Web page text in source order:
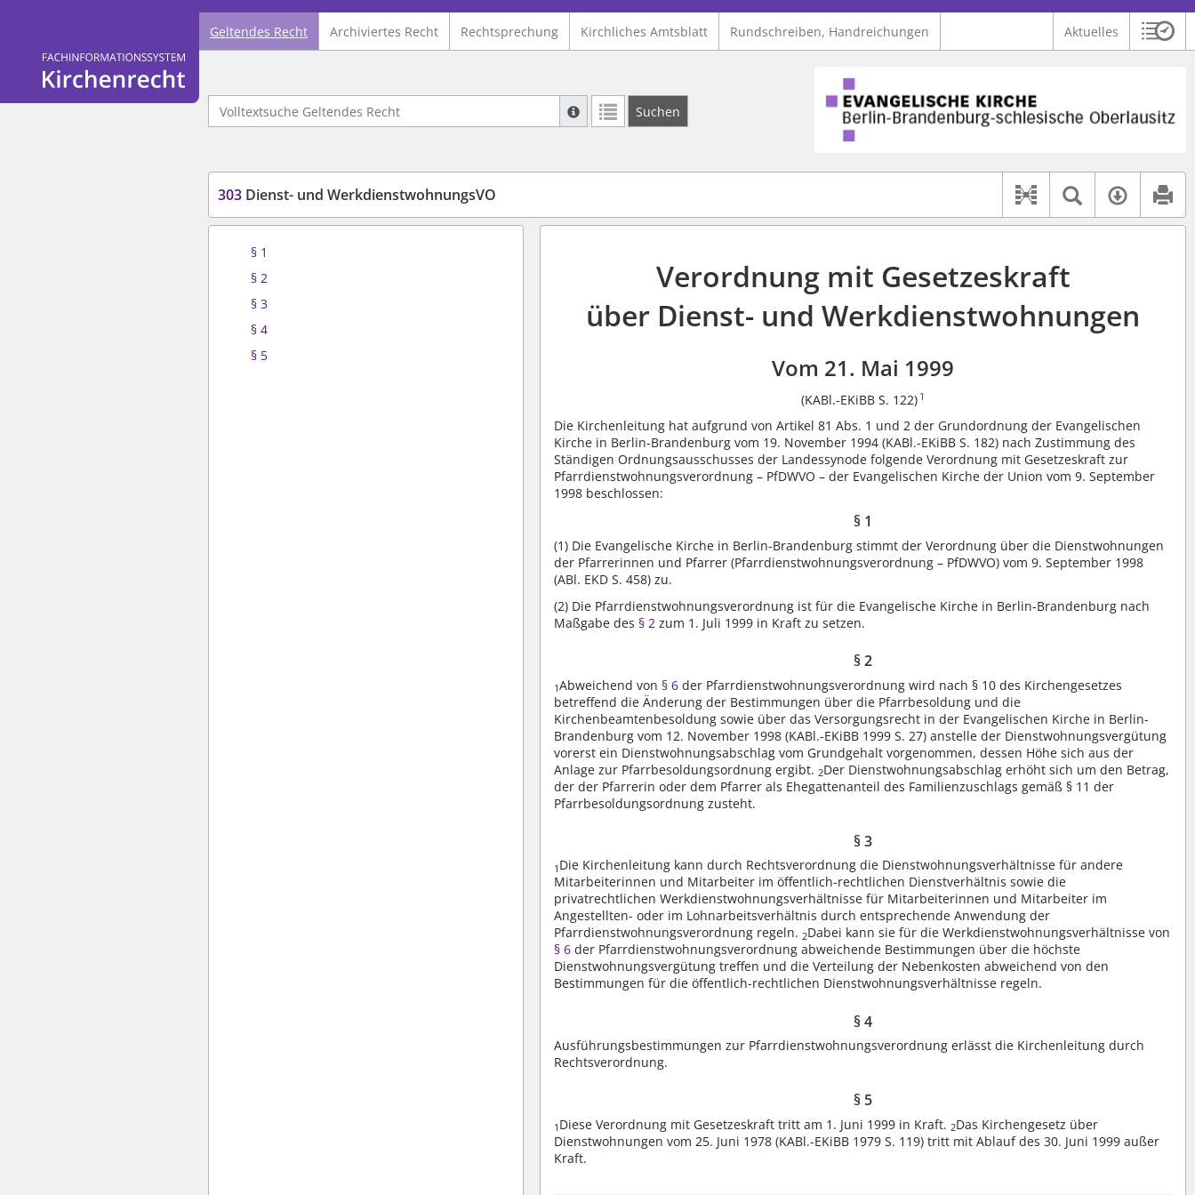
Logo Fachinformationssystem Kirchenrecht
Geltendes Recht Archiviertes Recht Rechtsprechung Kirchliches Amtsblatt Rundschreiben, Handreichungen Aktuelles
Volltextsuche Geltendes Recht
Suche mit Platzhalter "*", Bsp. Pfarrer*, findet auch: "Pfarrerinitiative" oder "Pfarrerausschuss".
Weitere Suchoperatoren finden Sie in unserer Hilfe.
Suchen
Logo Ev. Kirche Berlin-Brandenburg-schlesische Oberlausitz
303 Dienst- und WerkdienstwohnungsVO
Dokument-
Textsuche
§ 1
§ 2
§ 3
§ 4
§ 5
Verordnung mit Gesetzeskraft
über Dienst- und Werkdienstwohnungen
Vom 21. Mai 1999
(KABl.-EKiBB S. 122) 1
Die Kirchenleitung hat aufgrund von Artikel 81 Abs. 1 und 2 der Grundordnung der Evangelischen
Kirche in Berlin-Brandenburg vom 19. November 1994 (KABl.-EKiBB S. 182) nach Zustimmung des
Ständigen Ordnungsausschusses der Landessynode folgende Verordnung mit Gesetzeskraft zur
Pfarrdienstwohnungsverordnung – PfDWVO – der Evangelischen Kirche der Union vom 9. September
1998 beschlossen:
§ 1
(1) Die Evangelische Kirche in Berlin-Brandenburg stimmt der Verordnung über die Dienstwohnungen
der Pfarrerinnen und Pfarrer (Pfarrdienstwohnungsverordnung – PfDWVO) vom 9. September 1998
(ABl. EKD S. 458) zu.
(2) Die Pfarrdienstwohnungsverordnung ist für die Evangelische Kirche in Berlin-Brandenburg nach
Maßgabe des § 2 zum 1. Juli 1999 in Kraft zu setzen.
§ 2
1Abweichend von § 6 der Pfarrdienstwohnungsverordnung wird nach § 10 des Kirchengesetzes
betreffend die Änderung der Bestimmungen über die Pfarrbesoldung und die
Kirchenbeamtenbesoldung sowie über das Versorgungsrecht in der Evangelischen Kirche in Berlin-
Brandenburg vom 12. November 1998 (KABl.-EKiBB 1999 S. 27) anstelle der Dienstwohnungsvergütung
vorerst ein Dienstwohnungsabschlag vom Grundgehalt vorgenommen, dessen Höhe sich aus der
Anlage zur Pfarrbesoldungsordnung ergibt. 2Der Dienstwohnungsabschlag erhöht sich um den Betrag,
der der Pfarrerin oder dem Pfarrer als Ehegattenanteil des Familienzuschlags gemäß § 11 der
Pfarrbesoldungsordnung zusteht.
§ 3
1 Die Kirchenleitung kann durch Rechtsverordnung die Dienstwohnungsverhältnisse für andere
Mitarbeiterinnen und Mitarbeiter im öffentlich-rechtlichen Dienstverhältnis sowie die
privatrechtlichen Werkdienstwohnungsverhältnisse für Mitarbeiterinnen und Mitarbeiter im
Angestellten- oder im Lohnarbeitsverhältnis durch entsprechende Anwendung der
Pfarrdienstwohnungsverordnung regeln. 2Dabei kann sie für die Werkdienstwohnungsverhältnisse von
§ 6 der Pfarrdienstwohnungsverordnung abweichende Bestimmungen über die höchste
Dienstwohnungsvergütung treffen und die Verteilung der Nebenkosten abweichend von den
Bestimmungen für die öffentlich-rechtlichen Dienstwohnungsverhältnisse regeln.
§ 4
Ausführungsbestimmungen zur Pfarrdienstwohnungsverordnung erlässt die Kirchenleitung durch
Rechtsverordnung.
§ 5
1 Diese Verordnung mit Gesetzeskraft tritt am 1. Juni 1999 in Kraft. 2Das Kirchengesetz über
Dienstwohnungen vom 25. Juni 1978 (KABl.-EKiBB 1979 S. 119) tritt mit Ablauf des 30. Juni 1999 außer
Kraft.